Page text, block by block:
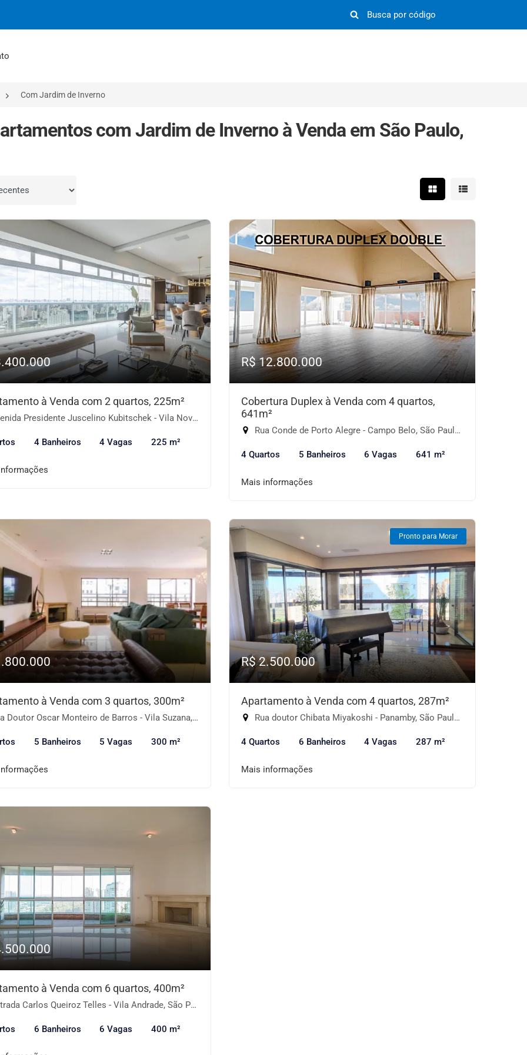
Com Jardim de Inverno
com Jardim de Inverno à Venda em São Paulo,
Mostrar resultados em
Mostrar
à Venda com 2 quartos, 225m²
Presidente Juscelino Kubitschek - Vila Nova Conceição, São Paulo-SP
4 Banheiros 4 Vagas 225 m²
R$ 12.800.000
Cobertura Duplex à Venda com 4 quartos,
641m²
Rua Conde de Porto Alegre - Campo Belo, São Paulo-SP
4 Quartos 5 Banheiros 6 Vagas 641 m²
Mais informações
à Venda com 3 quartos, 300m²
Doutor Oscar Monteiro de Barros - Vila Suzana, São Paulo-SP
5 Banheiros 5 Vagas 300 m²
Pronto para Morar
R$ 2.500.000
Apartamento à Venda com 4 quartos, 287m²
Rua doutor Chibata Miyakoshi - Panamby, São Paulo-SP
4 Quartos 6 Banheiros 4 Vagas 287 m²
Mais informações
à Venda com 6 quartos, 400m²
Carlos Queiroz Telles - Vila Andrade, São Paulo-SP
6 Banheiros 6 Vagas 400 m²